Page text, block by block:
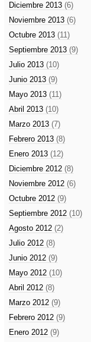
Diciembre 2013 (6)
Noviembre 2013 (6)
Octubre 2013 (11)
Septiembre 2013 (9)
Julio 2013 (10)
Junio 2013 (9)
Mayo 2013 (11)
Abril 2013 (10)
Marzo 2013 (7)
Febrero 2013 (8)
Enero 2013 (12)
Diciembre 2012 (8)
Noviembre 2012 (6)
Octubre 2012 (9)
Septiembre 2012 (10)
Agosto 2012 (2)
Julio 2012 (8)
Junio 2012 (9)
Mayo 2012 (10)
Abril 2012 (8)
Marzo 2012 (9)
Febrero 2012 (9)
Enero 2012 (9)